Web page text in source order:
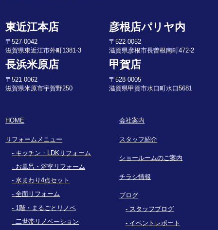
東近江本店
〒527-0042
滋賀県東近江市外町1381-3
彦根店パリヤ内
〒522-0052
滋賀県彦根市長曽根南町472-2
長浜米原店
〒521-0062
滋賀県米原市宇賀野250
甲賀店
〒528-0005
滋賀県甲賀市水口町水口5681
HOME
リフォームメニュー
キッチン・LDKリフォーム
お風呂・浴室リフォーム
水まわり4点セット
全面リフォーム
1階・まるごとリノベ
二世帯リノベーション
会社案内
スタッフ紹介
ショールームのご案内
チラシ情報
ブログ
スタッフブログ
イベントレポート